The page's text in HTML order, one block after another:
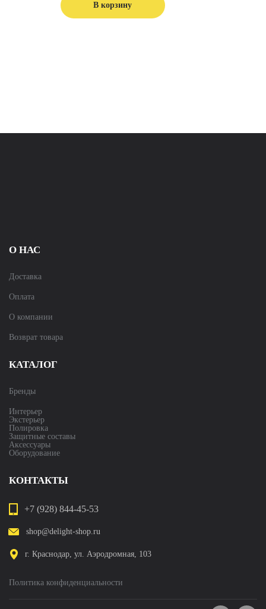
В корзину
О НАС
Доставка
Оплата
О компании
Возврат товара
КАТАЛОГ
Бренды
Интерьер
Экстерьер
Полировка
Защитные составы
Аксессуары
Оборудование
КОНТАКТЫ
+7 (928) 844-45-53
shop@delight-shop.ru
г. Краснодар, ул. Аэродромная, 103
Политика конфиденциальности